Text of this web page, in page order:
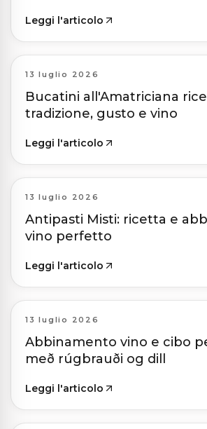
Leggi l'articolo
13 luglio 2026
Bucatini all'Amatriciana
tradizione, gusto e vino
Leggi l'articolo
13 luglio 2026
Antipasti Misti: ricetta e
vino perfetto
Leggi l'articolo
13 luglio 2026
Abbinamento vino e cibo
með rúgbrauði og dill
Leggi l'articolo